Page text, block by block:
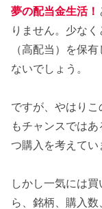
夢の配当金生活！
りません。少な
（高配当）を保
ないでしょう。
ですが、やはり
もチャンスでは
つ購入を考えてい
しかし一気には
ら、銘柄、購入